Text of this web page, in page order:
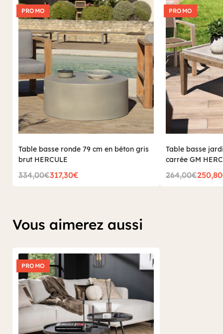
PROMO
Table basse ronde 79 cm en béton gris
brut HERCULE
334,00€317,30€
PROMO
Table basse
carrée GM
264,00€
Vous aimerez aussi
PROMO